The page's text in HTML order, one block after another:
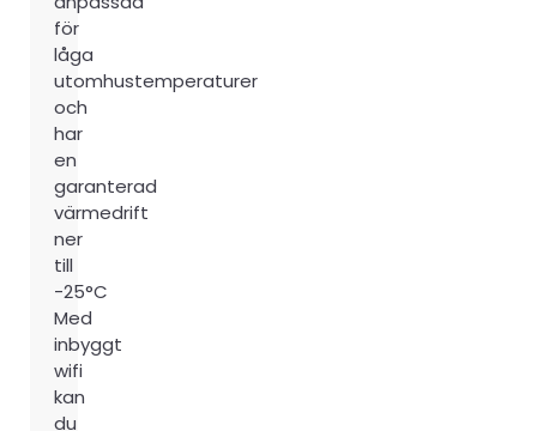
för
låga
utomhustemperaturer
och
har
en
garanterad
värmedrift
ner
till
-25°C
Med
inbyggt
wifi
kan
du